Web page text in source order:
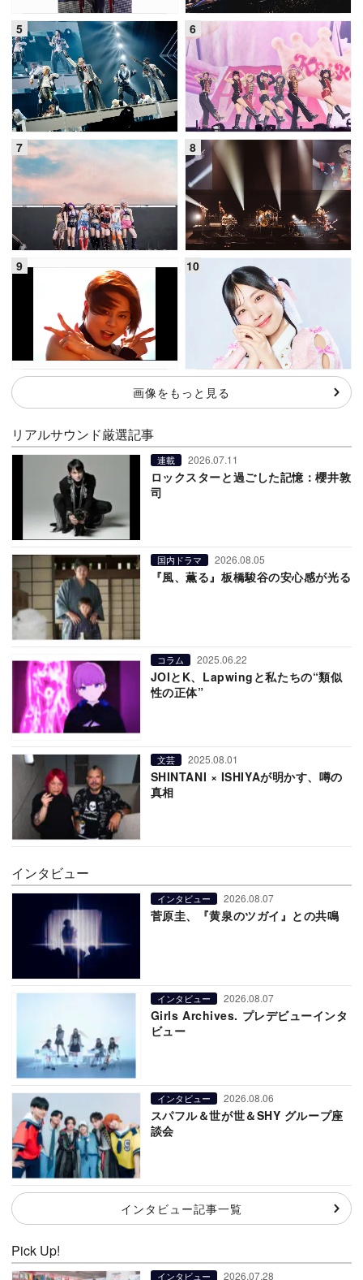
画像をもっと見る
リアルサウンド厳選記事
連載 2026.07.11
ロックスターと過ごした記憶：櫻井敦
司
国内ドラマ 2026.08.05
『風、薫る』板橋駿谷の安心感が光る
コラム 2025.06.22
JOIとK、Lapwingと私たちの“類似
性の正体”
文芸 2025.08.01
SHINTANI × ISHIYAが明かす、噂の
真相
インタビュー
インタビュー 2026.08.07
菅原圭、『黄泉のツガイ』との共鳴
インタビュー 2026.08.07
Girls Archives. プレデビューインタ
ビュー
インタビュー 2026.08.06
スパフル＆世が世＆SHY グループ座
談会
インタビュー記事一覧
Pick Up!
インタビュー 2026.07.28